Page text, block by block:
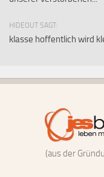
HIDEOUT SAGT:
klasse hoffentlich wird
(aus der